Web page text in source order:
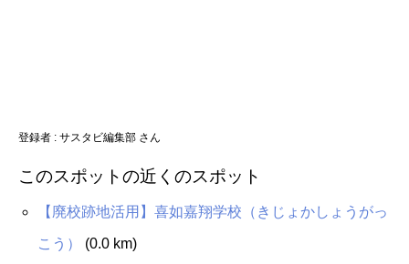
登録者 : サスタビ編集部 さん
このスポットの近くのスポット
【廃校跡地活用】喜如嘉翔学校（きじょかしょうがっ
こう） (0.0 km)